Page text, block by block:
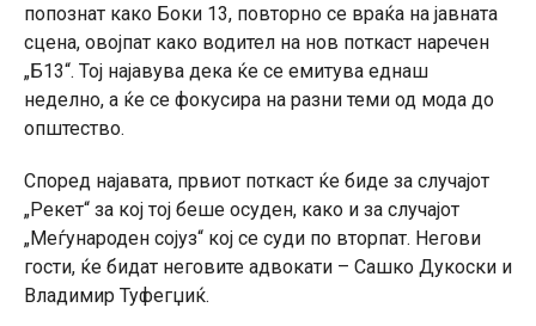
попознат како Боки 13, повторно се враќа на јавната
сцена, овојпат како водител на нов поткаст наречен
„Б13“. Тој најавува дека ќе се емитува еднаш
неделно, а ќе се фокусира на разни теми од мода до
општество.
Според најавата, првиот поткаст ќе биде за случајот
„Рекет“ за кој тој беше осуден, како и за случајот
„Меѓународен сојуз“ кој се суди по вторпат. Негови
гости, ќе бидат неговите адвокати – Сашко Дукоски и
Владимир Туфегџиќ.